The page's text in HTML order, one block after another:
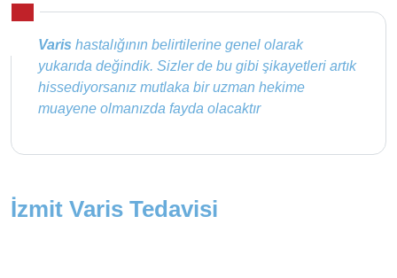
Varis hastalığının belirtilerine genel olarak
yukarıda değindik. Sizler de bu gibi şikayetleri artık
hissediyorsanız mutlaka bir uzman hekime
muayene olmanızda fayda olacaktır
İzmit Varis Tedavisi